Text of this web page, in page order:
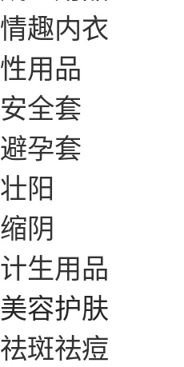
情趣内衣
性用品
安全套
避孕套
壮阳
缩阴
计生用品
美容护肤
祛斑祛痘